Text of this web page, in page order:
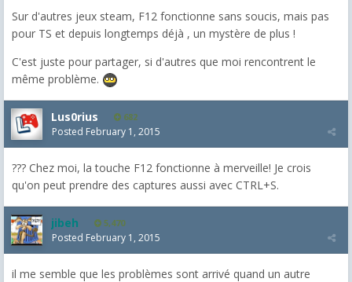
Sur d'autres jeux steam, F12 fonctionne sans soucis, mais pas
pour TS et depuis longtemps déjà , un mystère de plus !
C'est juste pour partager, si d'autres que moi rencontrent le
même problème.
Lus0rius 682
Posted February 1, 2015
??? Chez moi, la touche F12 fonctionne à merveille! Je crois
qu'on peut prendre des captures aussi avec CTRL+S.
jibeh 5,470
Posted February 1, 2015
il me semble que les problèmes sont arrivé quand un autre